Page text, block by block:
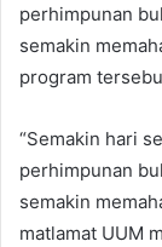
perhimpunan
semakin
program
“Semakin hari
perhimpunan
semakin
matlamat UUM